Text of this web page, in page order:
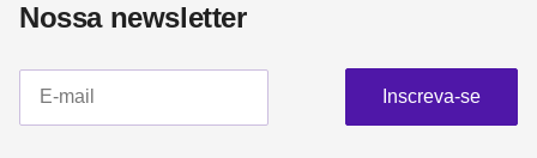
Nossa newsletter​
Inscreva-se